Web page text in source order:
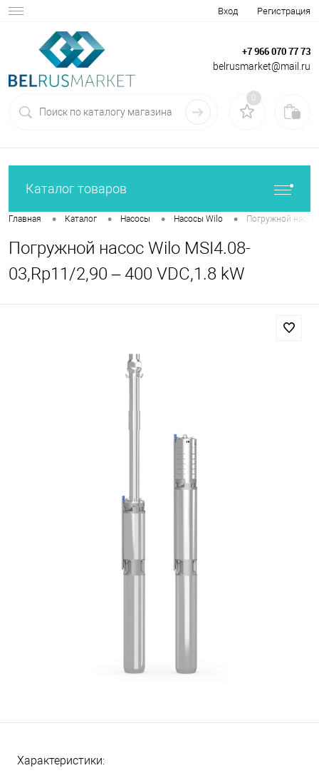
Вход Регистрация
+7 966 070 77 73
belrusmarket@mail.ru
0
Каталог товаров
Главная • Каталог • Насосы • Насосы Wilo • Погружной насос
Погружной насос Wilo MSI4.08-
03,Rp11/2,90 – 400 VDC,1.8 kW
Характеристики: